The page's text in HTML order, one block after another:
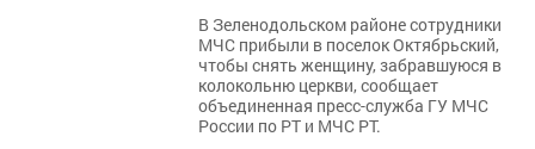
В Зеленодольском районе сотрудники
МЧС прибыли в поселок Октябрьский,
чтобы снять женщину, забравшуюся в
колокольню церкви, сообщает
объединенная пресс-служба ГУ МЧС
России по РТ и МЧС РТ.